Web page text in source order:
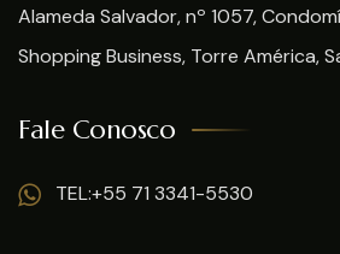
Alameda Salvador, nº 1057,
Shopping Business, Torre América,
Fale Conosco
TEL:+55 71 3341-5530